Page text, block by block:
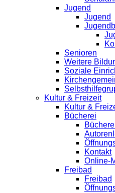
Jugend
Jugend
Senioren
Weitere
Soziale
Kultur & Freizeit
Kultur &
Bücherei
Kontakt
Online-
Freibad
Freibad